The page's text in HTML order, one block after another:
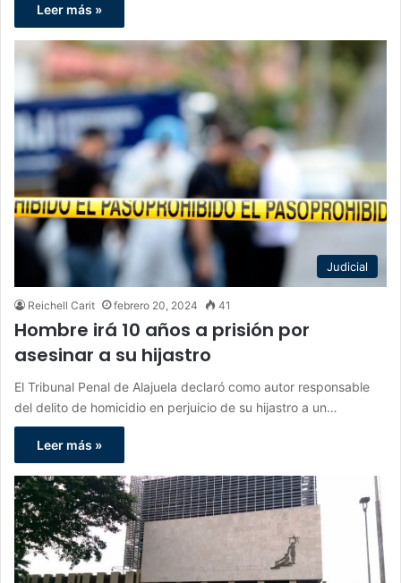
Leer más »
Judicial
Reichell Carit febrero 20, 2024 41
Hombre irá 10 años a prisión por
asesinar a su hijastro
El Tribunal Penal de Alajuela declaró como autor responsable
del delito de homicidio en perjuicio de su hijastro a un…
Leer más »